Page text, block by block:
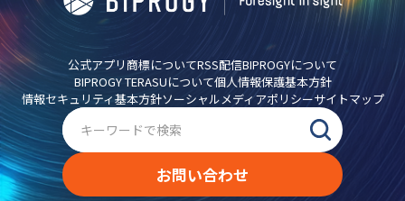
公式アプリ 商標についてRSS配信BIPROGYについて
BIPROGY TERASUについて個人情報保護基本方針
情報セキュリティ基本方針ソーシャルメディアポリシーサイトマップ
お問い合わせ